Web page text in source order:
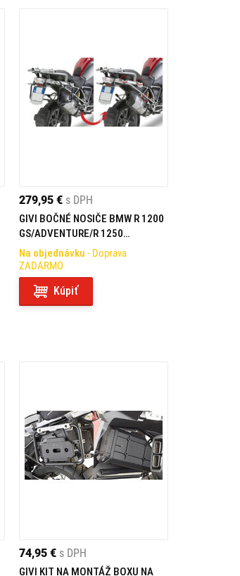
279,95 € s DPH
GIVI BOČNÉ NOSIČE BMW R 1200
GS/ADVENTURE/R 1250
GS/ADVENTURE PLR5108
Na objednávku - Doprava
ZADARMO
Kúpiť
74,95 € s DPH
GIVI KIT NA MONTÁŽ BOXU NA